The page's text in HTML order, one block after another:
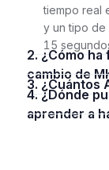
tiempo real
y un tipo de
15
2. ¿Cómo ha fluctuado en 24 horas el tipo de
cambio de
3.
4. ¿Dónde puedo encontrar recursos para
aprender a